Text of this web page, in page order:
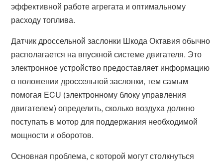
эффективной работе агрегата и оптимальному
расходу топлива.
Датчик дроссельной заслонки Шкода Октавия обычно
располагается на впускной системе двигателя. Это
электронное устройство предоставляет информацию
о положении дроссельной заслонки, тем самым
помогая ECU (электронному блоку управления
двигателем) определить, сколько воздуха должно
поступать в мотор для поддержания необходимой
мощности и оборотов.
Основная проблема, с которой могут столкнуться